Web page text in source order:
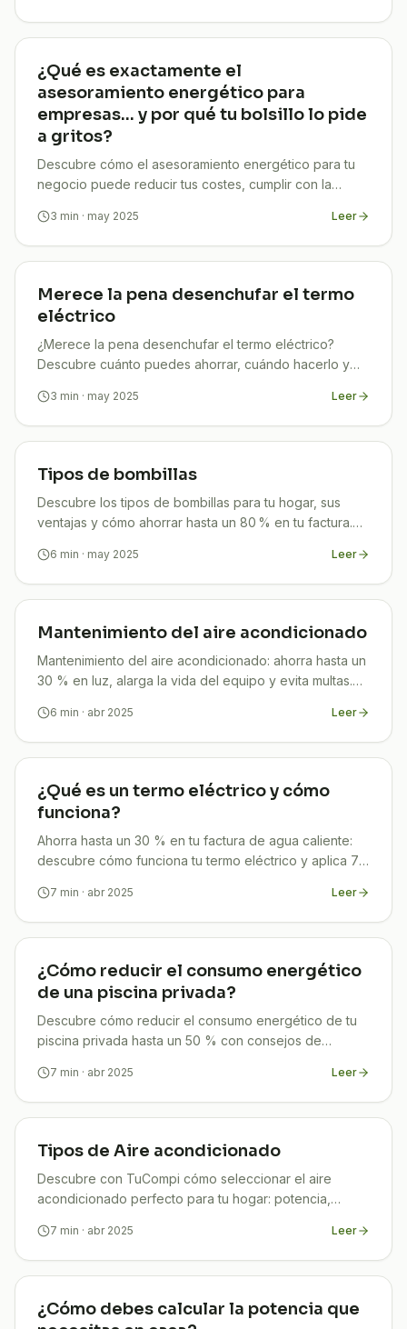
¿Qué es exactamente el
asesoramiento energético para
empresas… y por qué tu bolsillo lo pide
a gritos?
Descubre cómo el asesoramiento energético para tu
negocio puede reducir tus costes, cumplir con la
3 min · may 2025 Leer
Merece la pena desenchufar el termo
eléctrico
¿Merece la pena desenchufar el termo eléctrico?
Descubre cuánto puedes ahorrar, cuándo hacerlo y
3 min · may 2025 Leer
Tipos de bombillas
Descubre los tipos de bombillas para tu hogar, sus
ventajas y cómo ahorrar hasta un 80 % en tu factura.
6 min · may 2025 Leer
Mantenimiento del aire acondicionado
Mantenimiento del aire acondicionado: ahorra hasta un
30 % en luz, alarga la vida del equipo y evita multas.
6 min · abr 2025 Leer
¿Qué es un termo eléctrico y cómo
funciona?
Ahorra hasta un 30 % en tu factura de agua caliente:
descubre cómo funciona tu termo eléctrico y aplica 7
7 min · abr 2025 Leer
¿Cómo reducir el consumo energético
de una piscina privada?
Descubre cómo reducir el consumo energético de tu
piscina privada hasta un 50 % con consejos de
7 min · abr 2025 Leer
Tipos de Aire acondicionado
Descubre con TuCompi cómo seleccionar el aire
acondicionado perfecto para tu hogar: potencia,
garantizado sin complicaciones.
7 min · abr 2025 Leer
¿Cómo debes calcular la potencia que